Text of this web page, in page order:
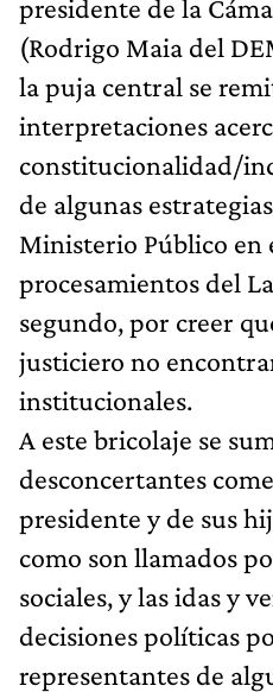
presidente de la
(Rodrigo Maia del
la puja central se
interpretaciones
constitucionalidad/
de algunas
Ministerio Público en
procesamientos del
segundo, por creer
justiciero no
institucionales.
A este bricolaje se
desconcertantes
presidente y de sus
como son llamados
sociales, y las idas y
decisiones políticas
representantes de